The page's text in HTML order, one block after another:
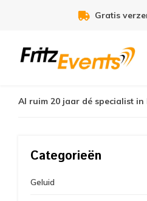
Voor 21:00u
Al ruim 20 jaar dé specialist
Categorieën
Geluid